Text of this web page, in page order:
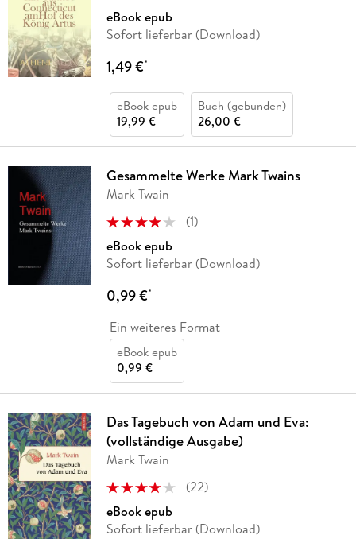
eBook epub
Sofort lieferbar (Download)
1,49 €*
eBook epub
19,99 €
Buch (gebunden)
26,00 €
Gesammelte Werke Mark Twains
Mark Twain
(1)
eBook epub
Sofort lieferbar (Download)
0,99 €*
Ein weiteres Format
eBook epub
0,99 €
Das Tagebuch von Adam und Eva:
(vollständige Ausgabe)
Mark Twain
(22)
eBook epub
Sofort lieferbar (Download)